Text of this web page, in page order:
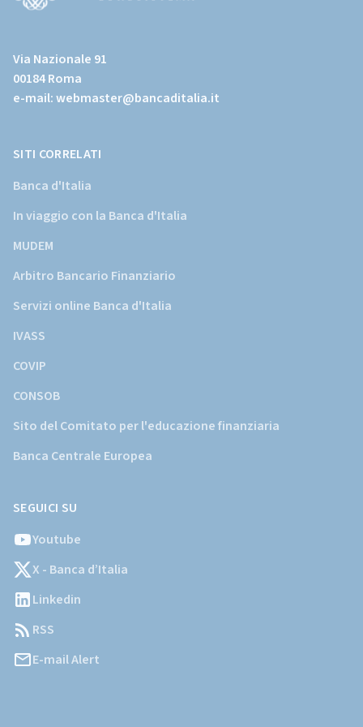
sito
istituzionale
della
Via Nazionale 91
00184 Roma
e-mail:webmaster@bancaditalia.it
SITI CORRELATI
Banca d'Italia
In viaggio con la Banca d'Italia
MUDEM
Arbitro Bancario Finanziario
Servizi online Banca d'Italia
IVASS
COVIP
CONSOB
Sito del Comitato per l'educazione finanziaria
Banca Centrale Europea
SEGUICI SU
Youtube
X - Banca d’Italia
Linkedin
RSS
E-mail Alert